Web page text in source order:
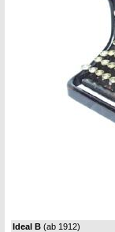
Ideal B (ab 1912)